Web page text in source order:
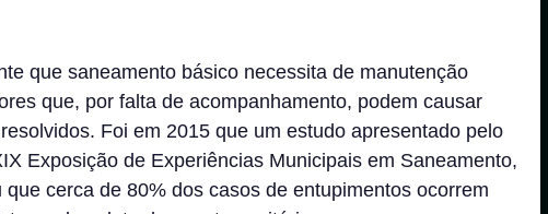
que saneamento básico necessita de manutenção
que, por falta de acompanhamento, podem causar
Foi em 2015 que um estudo apresentado pelo
Exposição de Experiências Municipais em Saneamento,
cerca de 80% dos casos de entupimentos ocorrem